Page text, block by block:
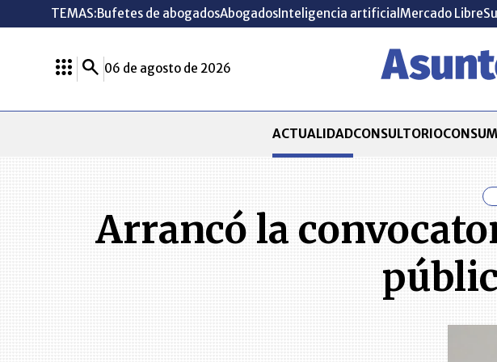
TEMAS:Bufetes de abogadosAbogadosInteligencia artificial Mercado Libre
06 de agosto de 2026
ACTUALIDADCONSULTORIO
Arrancó la